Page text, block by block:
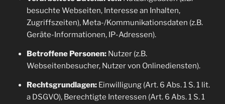
besuchte Webseiten, Interesse an Inhalten,
Zugriffszeiten), Meta-/Kommunikationsdaten (z.B.
Geräte-Informationen, IP-Adressen).
Betroffene Personen:Nutzer (z.B.
Webseitenbesucher, Nutzer von Onlinediensten).
Rechtsgrundlagen:Einwilligung (Art. 6 Abs. 1 S. 1 lit.
a DSGVO), Berechtigte Interessen (Art. 6 Abs. 1 S. 1